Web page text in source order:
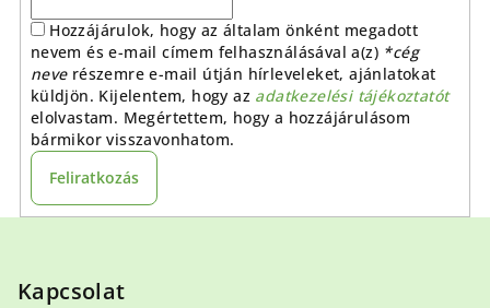
Hozzájárulok, hogy az általam önként megadott
nevem és e-mail címem felhasználásával a(z) *cég
neverészemre e-mail útján hírleveleket, ajánlatokat
küldjön. Kijelentem, hogy az adatkezelési tájékoztatót
elolvastam. Megértettem, hogy a hozzájárulásom
bármikor visszavonhatom.
Feliratkozás
Kapcsolat